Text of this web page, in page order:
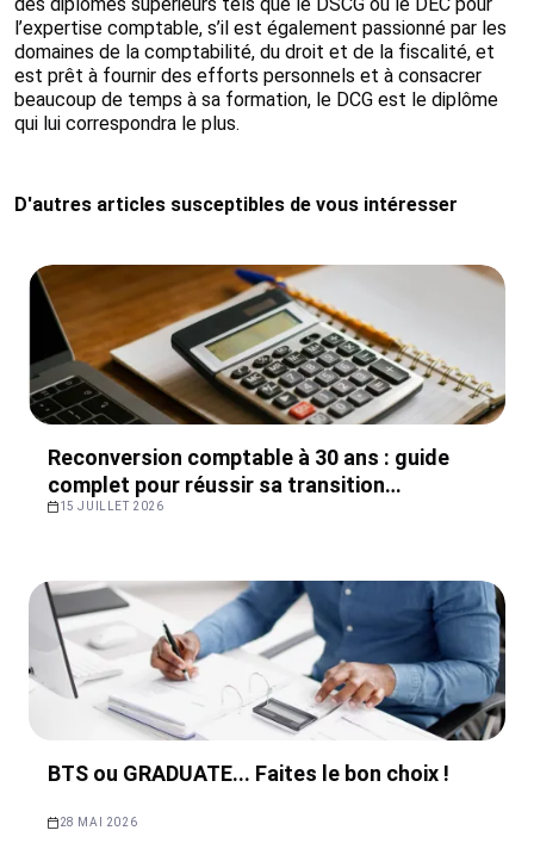
l’expertise comptable, s’il est également passionné par les
domaines de la comptabilité, du droit et de la fiscalité, et
est prêt à fournir des efforts personnels et à consacrer
beaucoup de temps à sa formation, le DCG est le diplôme
qui lui correspondra le plus.
D'autres articles susceptibles de vous intéresser
Reconversion comptable à 30 ans : guide
complet pour réussir sa transition
professionnelle
15 JUILLET 2026
BTS ou GRADUATE... Faites le bon choix !
28 MAI 2026